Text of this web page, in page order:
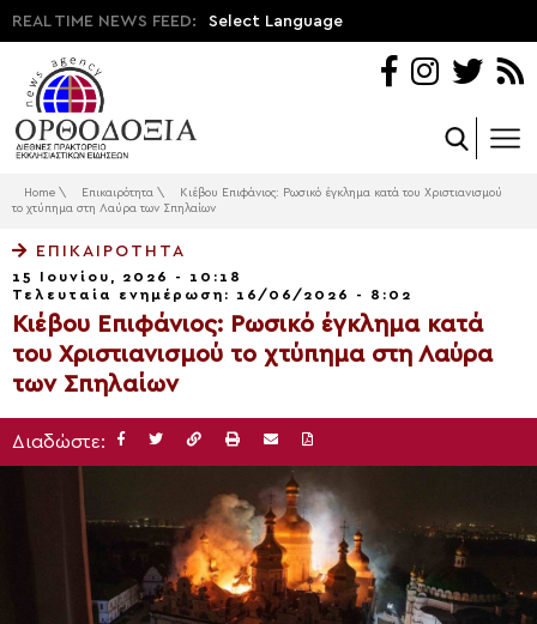
REAL TIME NEWS FEED: Select Language
Home \ Επικαιρότητα \
Κιέβου Επιφάνιος: Ρωσικό έγκλημα κατά του Χριστιανισμού
το χτύπημα στη Λαύρα των Σπηλαίων
ΕΠΙΚΑΙΡΌΤΗΤΑ
15 Ιουνίου, 2026 - 10:18
Τελευταία ενημέρωση: 16/06/2026 - 8:02
Κιέβου Επιφάνιος: Ρωσικό έγκλημα κατά
του Χριστιανισμού το χτύπημα στη Λαύρα
των Σπηλαίων
Διαδώστε: